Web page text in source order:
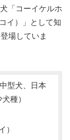
「コーイケルホ
イ）」として知
場していま
型犬、日本
種）
）